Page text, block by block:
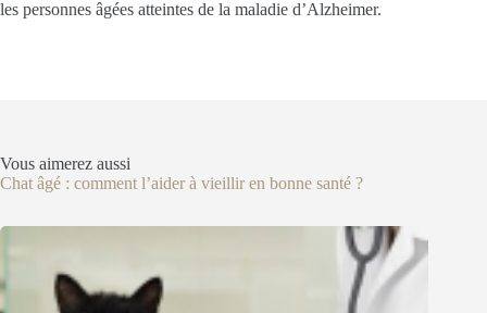
les personnes âgées atteintes de la maladie d’Alzheimer.
Vous aimerez aussi
Chat âgé : comment l’aider à vieillir en bonne santé ?